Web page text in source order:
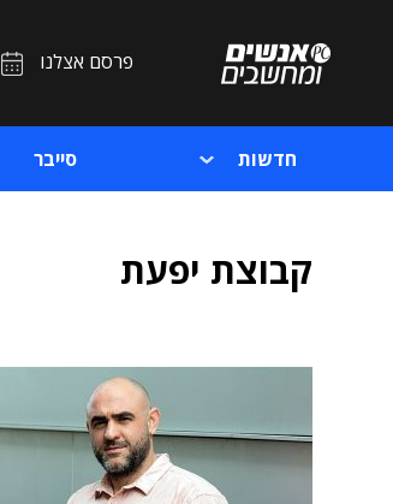
פרסם אצלנו
חדשות סייבר
קבוצת יפעת